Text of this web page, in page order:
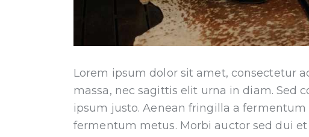
Lorem ipsum dolor sit amet, consectetur
massa, nec sagittis elit urna in diam. Sed
ipsum justo. Aenean fringilla a
fermentum metus. Morbi auctor sed dui